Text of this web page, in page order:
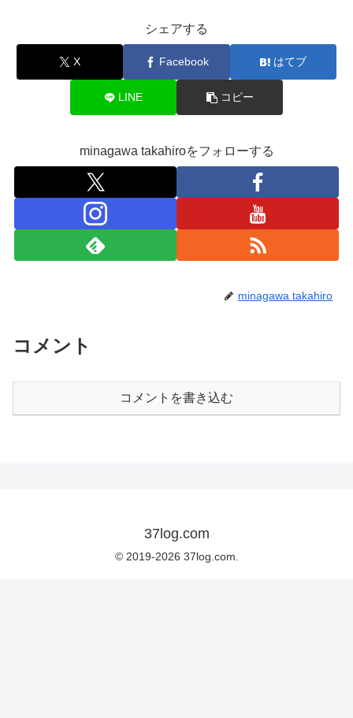
シェアする
X Facebook はてブ
LINE コピー
minagawa takahiroをフォローする
minagawa takahiro
コメント
コメントを書き込む
37log.com
© 2019-2026 37log.com.